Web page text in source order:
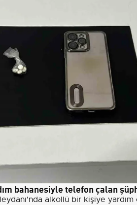
bahanesiyle telefon çalan
alkollü bir kişiye